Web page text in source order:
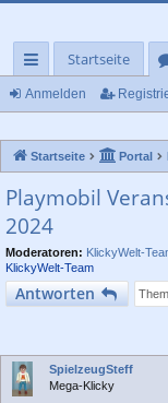
ch
llz
ug
rif
f
Startseite
Anmelden
Startseite Portal
Playmobil
2024
Moderatoren: KlickyWelt-
KlickyWelt-Team
Antworten
SpielzeugSteff
Mega-Klicky